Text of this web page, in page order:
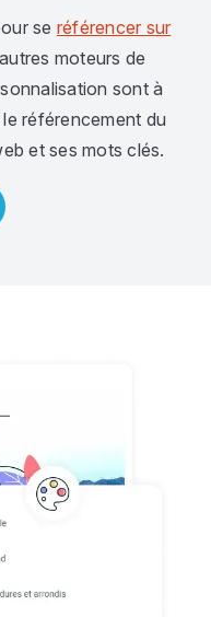
se référencer sur
moteurs de
sont à
référencement du
et ses mots clés.